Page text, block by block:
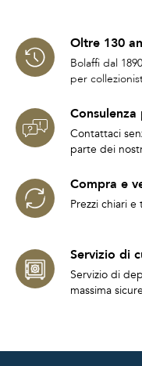
Oltre 130
Bolaffi dal
per
Contattaci
parte dei
Compra e
Prezzi chiari e
Servizio di
Servizio di
massima